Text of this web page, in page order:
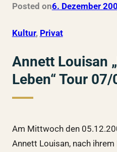
Posted on6. Dezember
Kultur, Privat
Annett Louisan
Leben“ Tour 07/
Am Mittwoch den
Annett Louisan, nach